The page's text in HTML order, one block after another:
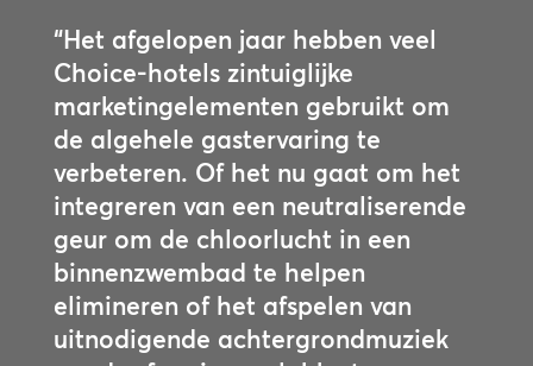
“Het afgelopen jaar hebben veel
Choice-hotels zintuiglijke
marketingelementen gebruikt om
de algehele gastervaring te
verbeteren. Of het nu gaat om het
integreren van een neutraliserende
geur om de chloorlucht in een
binnenzwembad te helpen
elimineren of het afspelen van
uitnodigende achtergrondmuziek